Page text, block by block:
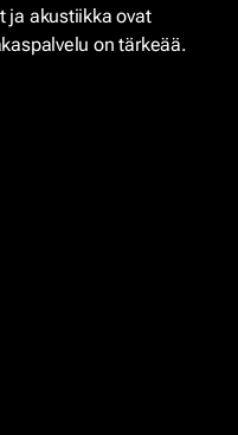
ja akustiikka ovat
on tärkeää.